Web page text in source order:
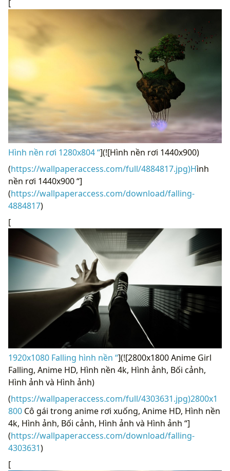
[
Hình nền rơi 1280x804 “](![Hình nền rơi 1440x900)
(https://wallpaperaccess.com/full/4884817.jpg)Hình
nền rơi 1440x900 “]
(https://wallpaperaccess.com/download/falling-
4884817)
[
1920x1080 Falling hình nền “](![2800x1800 Anime Girl
Falling, Anime HD, Hình nền 4k, Hình ảnh, Bối cảnh,
Hình ảnh và Hình ảnh)
(https://wallpaperaccess.com/full/4303631.jpg)2800x1
800 Cô gái trong anime rơi xuống, Anime HD, Hình nền
4k, Hình ảnh, Bối cảnh, Hình ảnh và Hình ảnh “]
(https://wallpaperaccess.com/download/falling-
4303631)
[